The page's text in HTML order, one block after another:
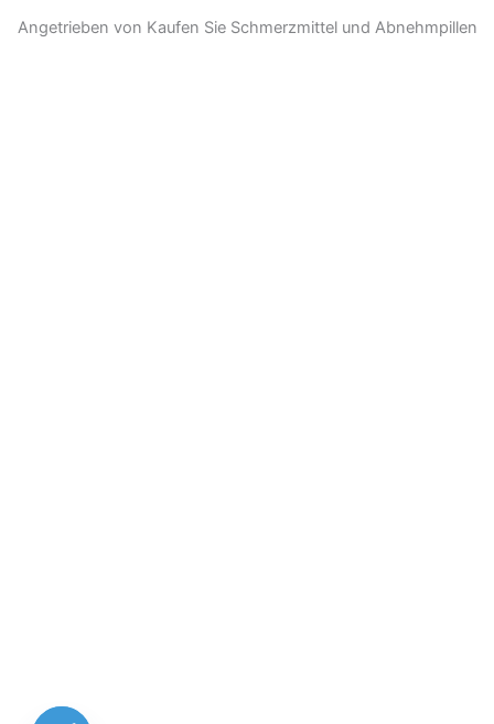
Angetrieben von Kaufen Sie Schmerzmittel und Abnehmpillen